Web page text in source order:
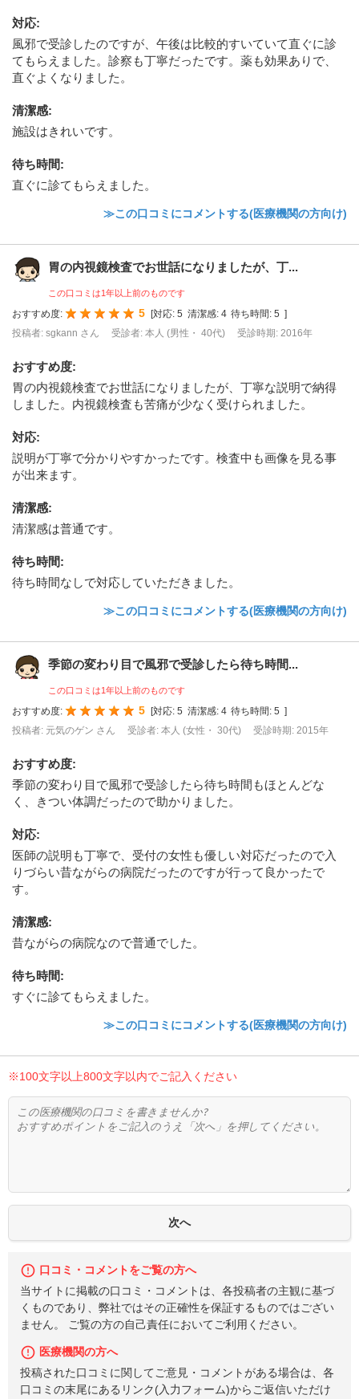
対応:
風邪で受診したのですが、午後は比較的すいていて直ぐに診
てもらえました。診察も丁寧だったです。薬も効果ありで、
直ぐよくなりました。
清潔感:
施設はきれいです。
待ち時間:
直ぐに診てもらえました。
≫この口コミにコメントする(医療機関の方向け)
胃の内視鏡検査でお世話になりましたが、丁...
この口コミは1年以上前のものです
おすすめ度: 5 [対応: 5 清潔感: 4 待ち時間: 5 ]
投稿者: sgkann さん
受診者: 本人 (男性・ 40代) 受診時期: 2016年
おすすめ度:
胃の内視鏡検査でお世話になりましたが、丁寧な説明で納得
しました。内視鏡検査も苦痛が少なく受けられました。
対応:
説明が丁寧で分かりやすかったです。検査中も画像を見る事
が出来ます。
清潔感:
清潔感は普通です。
待ち時間:
待ち時間なしで対応していただきました。
≫この口コミにコメントする(医療機関の方向け)
季節の変わり目で風邪で受診したら待ち時間...
この口コミは1年以上前のものです
おすすめ度: 5 [対応: 5 清潔感: 4 待ち時間: 5 ]
投稿者: 元気のゲン さん
受診者: 本人 (女性・ 30代) 受診時期: 2015年
おすすめ度:
季節の変わり目で風邪で受診したら待ち時間もほとんどな
く、きつい体調だったので助かりました。
対応:
医師の説明も丁寧で、受付の女性も優しい対応だったので入
りづらい昔ながらの病院だったのですが行って良かったで
す。
清潔感:
昔ながらの病院なので普通でした。
待ち時間:
すぐに診てもらえました。
≫この口コミにコメントする(医療機関の方向け)
※100文字以上800文字以内でご記入ください
口コミ・コメントをご覧の方へ
当サイトに掲載の口コミ・コメントは、各投稿者の主観に基づ
くものであり、弊社ではその正確性を保証するものではござい
ません。 ご覧の方の自己責任においてご利用ください。
医療機関の方へ
投稿された口コミに関してご意見・コメントがある場合は、各
口コミの末尾にあるリンク(入力フォーム)からご返信いただけ